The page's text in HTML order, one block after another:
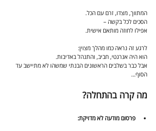
המתווך, מצדו, זרם עם הכל.
הסכים לכל בקשה –
אפילו לחוזה מותאם אישית.
לרגע זה נראה כמו מהלך מצוין:
הוא היה אנרגטי, חביב, והתנהל באדיבות.
אבל כבר בשלבים הראשונים הבנתי שמשהו לא מתיישב עד
הסוף...
מה קרה בהתחלה?
פרסום מודעה לא מדויקת: